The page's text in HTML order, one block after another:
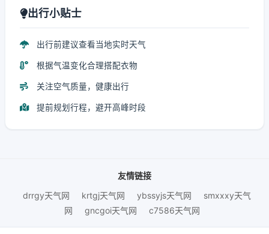
出行小贴士
出行前建议查看当地实时天气
根据气温变化合理搭配衣物
关注空气质量，健康出行
提前规划行程，避开高峰时段
友情链接
drrgy天气网
krtgj天气网 ybssyjs天气网
smxxxy天气
网
gncgoi天气网 c7586天气网